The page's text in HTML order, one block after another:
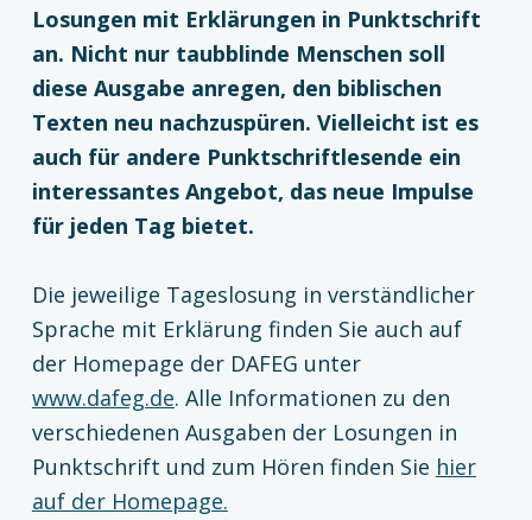
Losungen mit Erklärungen in Punktschrift
an. Nicht nur taubblinde Menschen soll
diese Ausgabe anregen, den biblischen
Texten neu nachzuspüren. Vielleicht ist es
auch für andere Punktschriftlesende ein
interessantes Angebot, das neue Impulse
für jeden Tag bietet.
Die jeweilige Tageslosung in verständlicher
Sprache mit Erklärung finden Sie auch auf
der Homepage der DAFEG unter
www.dafeg.de. Alle Informationen zu den
verschiedenen Ausgaben der Losungen in
Punktschrift und zum Hören finden Sie hier
auf der Homepage.